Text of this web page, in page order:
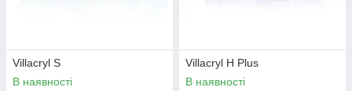
Villacryl S
В наявності
Villacryl H Plus
В наявності